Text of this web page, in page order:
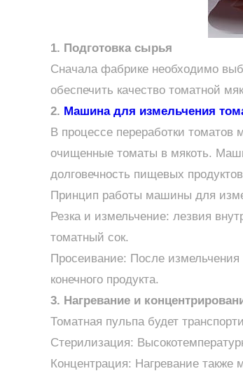
1. Подготовка сырья
Сначала фабрике необходимо
обеспечить качество томатной
2. Машина для измельчения
В процессе переработки
очищенные томаты в мякоть.
долговечность пищевых
Принцип работы машины для
Резка и измельчение: лезвия
томатный сок.
Просеивание: После
конечного продукта.
3. Нагревание и
Томатная пульпа будет
Стерилизация:
Концентрация: Нагревание